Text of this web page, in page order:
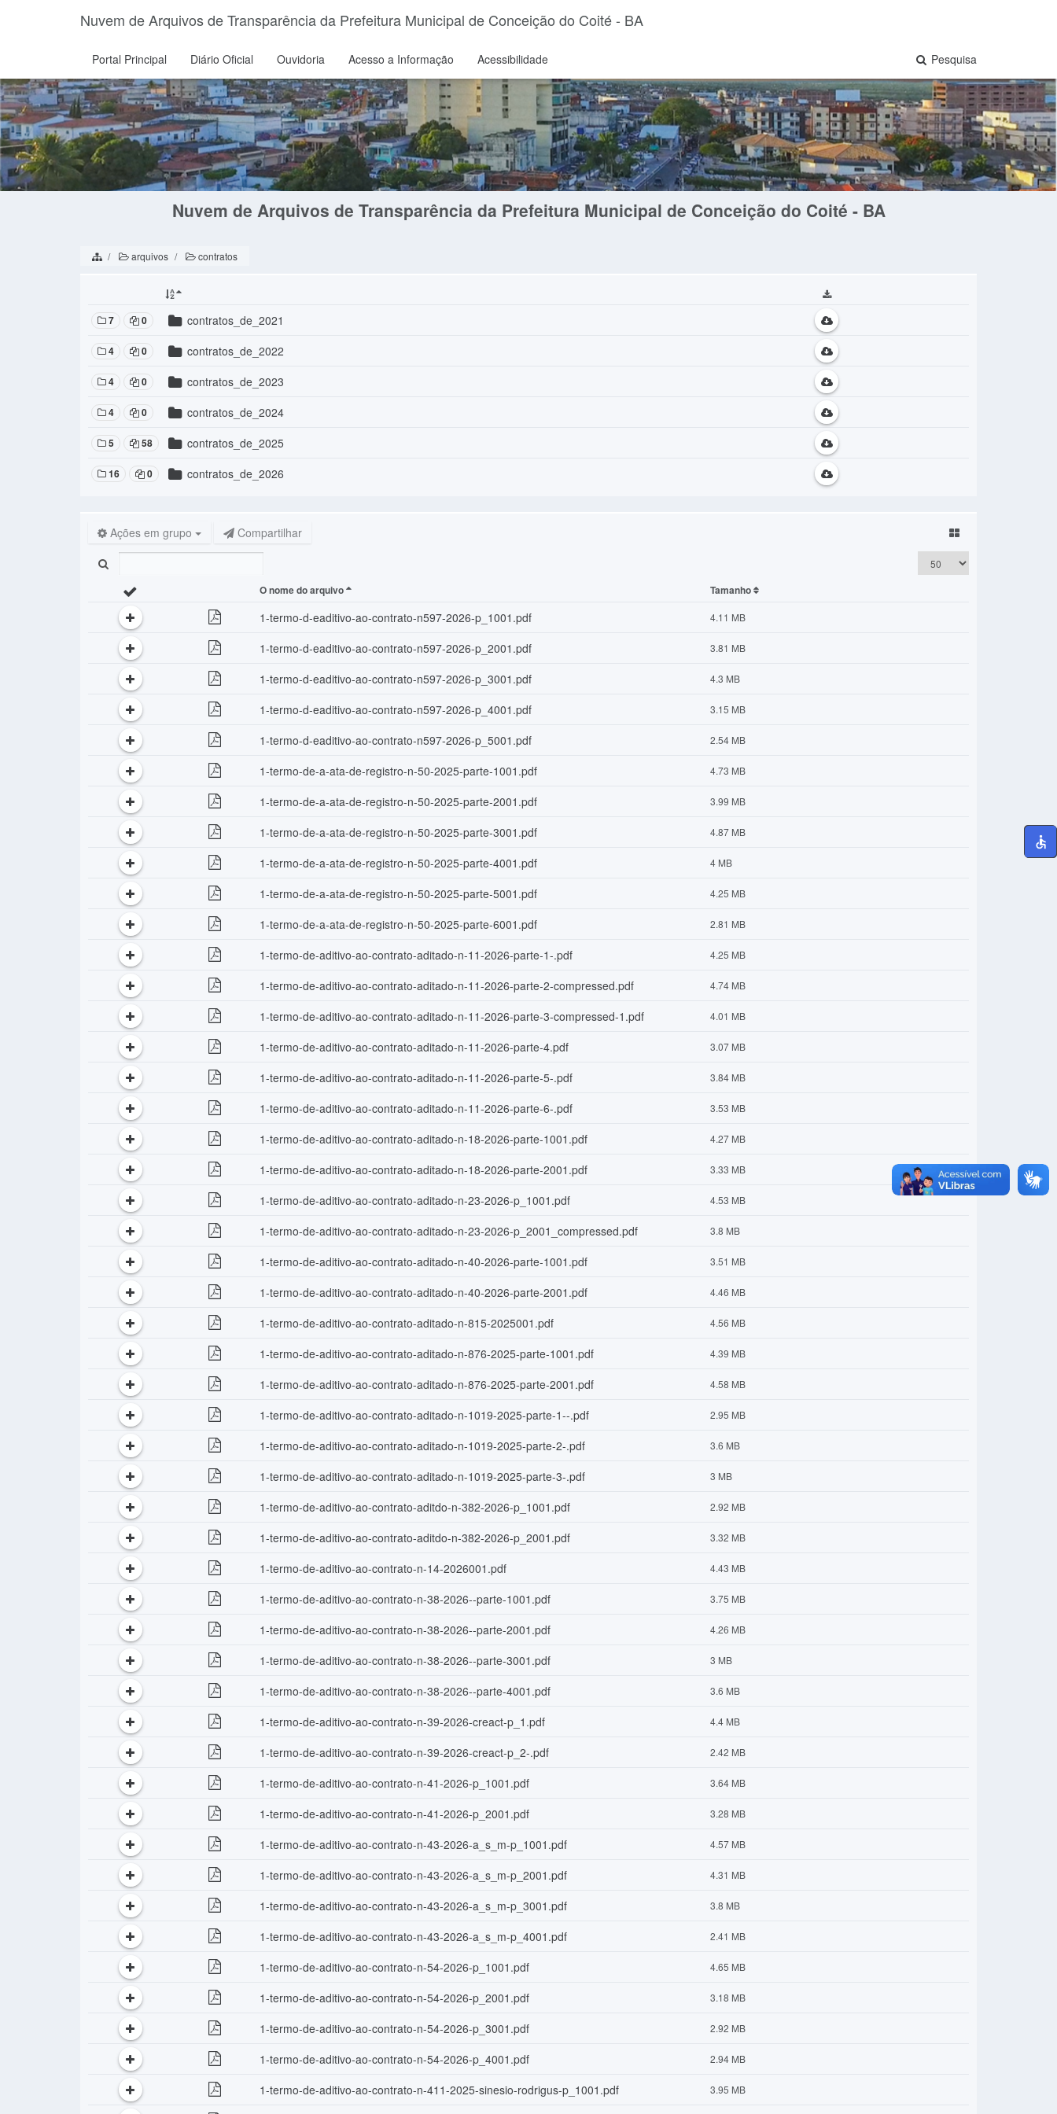
Nuvem de Arquivos de Transparência da Prefeitura Municipal de Conceição do Coité - BA
Portal Principal Diário Oficial Ouvidoria Acesso a Informação Acessibilidade Pesquisa
Nuvem de Arquivos de Transparência da Prefeitura Municipal de Conceição do Coité - BA
arquivos contratos
7 0 contratos_de_2021
4 0 contratos_de_2022
4 0 contratos_de_2023
4 0 contratos_de_2024
5 58 contratos_de_2025
16 0 contratos_de_2026
Ações em grupo Compartilhar
O nome do arquivo Tamanho
1-termo-d-eaditivo-ao-contrato-n597-2026-p_1001.pdf 4.11 MB
1-termo-d-eaditivo-ao-contrato-n597-2026-p_2001.pdf 3.81 MB
1-termo-d-eaditivo-ao-contrato-n597-2026-p_3001.pdf 4.3 MB
1-termo-d-eaditivo-ao-contrato-n597-2026-p_4001.pdf 3.15 MB
1-termo-d-eaditivo-ao-contrato-n597-2026-p_5001.pdf 2.54 MB
1-termo-de-a-ata-de-registro-n-50-2025-parte-1001.pdf 4.73 MB
1-termo-de-a-ata-de-registro-n-50-2025-parte-2001.pdf 3.99 MB
1-termo-de-a-ata-de-registro-n-50-2025-parte-3001.pdf 4.87 MB
1-termo-de-a-ata-de-registro-n-50-2025-parte-4001.pdf 4 MB
1-termo-de-a-ata-de-registro-n-50-2025-parte-5001.pdf 4.25 MB
1-termo-de-a-ata-de-registro-n-50-2025-parte-6001.pdf 2.81 MB
1-termo-de-aditivo-ao-contrato-aditado-n-11-2026-parte-1-.pdf 4.25 MB
1-termo-de-aditivo-ao-contrato-aditado-n-11-2026-parte-2-compressed.pdf 4.74 MB
1-termo-de-aditivo-ao-contrato-aditado-n-11-2026-parte-3-compressed-1.pdf 4.01 MB
1-termo-de-aditivo-ao-contrato-aditado-n-11-2026-parte-4.pdf 3.07 MB
1-termo-de-aditivo-ao-contrato-aditado-n-11-2026-parte-5-.pdf 3.84 MB
1-termo-de-aditivo-ao-contrato-aditado-n-11-2026-parte-6-.pdf 3.53 MB
1-termo-de-aditivo-ao-contrato-aditado-n-18-2026-parte-1001.pdf 4.27 MB
1-termo-de-aditivo-ao-contrato-aditado-n-18-2026-parte-2001.pdf 3.33 MB
1-termo-de-aditivo-ao-contrato-aditado-n-23-2026-p_1001.pdf 4.53 MB
1-termo-de-aditivo-ao-contrato-aditado-n-23-2026-p_2001_compressed.pdf 3.8 MB
1-termo-de-aditivo-ao-contrato-aditado-n-40-2026-parte-1001.pdf 3.51 MB
1-termo-de-aditivo-ao-contrato-aditado-n-40-2026-parte-2001.pdf 4.46 MB
1-termo-de-aditivo-ao-contrato-aditado-n-815-2025001.pdf 4.56 MB
1-termo-de-aditivo-ao-contrato-aditado-n-876-2025-parte-1001.pdf 4.39 MB
1-termo-de-aditivo-ao-contrato-aditado-n-876-2025-parte-2001.pdf 4.58 MB
1-termo-de-aditivo-ao-contrato-aditado-n-1019-2025-parte-1--.pdf 2.95 MB
1-termo-de-aditivo-ao-contrato-aditado-n-1019-2025-parte-2-.pdf 3.6 MB
1-termo-de-aditivo-ao-contrato-aditado-n-1019-2025-parte-3-.pdf 3 MB
1-termo-de-aditivo-ao-contrato-aditdo-n-382-2026-p_1001.pdf 2.92 MB
1-termo-de-aditivo-ao-contrato-aditdo-n-382-2026-p_2001.pdf 3.32 MB
1-termo-de-aditivo-ao-contrato-n-14-2026001.pdf 4.43 MB
1-termo-de-aditivo-ao-contrato-n-38-2026--parte-1001.pdf 3.75 MB
1-termo-de-aditivo-ao-contrato-n-38-2026--parte-2001.pdf 4.26 MB
1-termo-de-aditivo-ao-contrato-n-38-2026--parte-3001.pdf 3 MB
1-termo-de-aditivo-ao-contrato-n-38-2026--parte-4001.pdf 3.6 MB
1-termo-de-aditivo-ao-contrato-n-39-2026-creact-p_1.pdf 4.4 MB
1-termo-de-aditivo-ao-contrato-n-39-2026-creact-p_2-.pdf 2.42 MB
1-termo-de-aditivo-ao-contrato-n-41-2026-p_1001.pdf 3.64 MB
1-termo-de-aditivo-ao-contrato-n-41-2026-p_2001.pdf 3.28 MB
1-termo-de-aditivo-ao-contrato-n-43-2026-a_s_m-p_1001.pdf 4.57 MB
1-termo-de-aditivo-ao-contrato-n-43-2026-a_s_m-p_2001.pdf 4.31 MB
1-termo-de-aditivo-ao-contrato-n-43-2026-a_s_m-p_3001.pdf 3.8 MB
1-termo-de-aditivo-ao-contrato-n-43-2026-a_s_m-p_4001.pdf 2.41 MB
1-termo-de-aditivo-ao-contrato-n-54-2026-p_1001.pdf 4.65 MB
1-termo-de-aditivo-ao-contrato-n-54-2026-p_2001.pdf 3.18 MB
1-termo-de-aditivo-ao-contrato-n-54-2026-p_3001.pdf 2.92 MB
1-termo-de-aditivo-ao-contrato-n-54-2026-p_4001.pdf 2.94 MB
1-termo-de-aditivo-ao-contrato-n-411-2025-sinesio-rodrigus-p_1001.pdf 3.95 MB